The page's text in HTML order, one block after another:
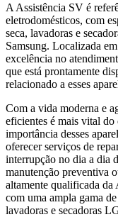
A Assistência SV é
eletrodomésticos, com
seca, lavadoras e
Samsung. Localizada
excelência no
que está prontamente
relacionado a esses
Com a vida moderna e
eficientes é mais vital
importância desses
oferecer serviços de
interrupção no dia a dia
manutenção preventiva
altamente qualificada da
com uma ampla gama
lavadoras e secadoras